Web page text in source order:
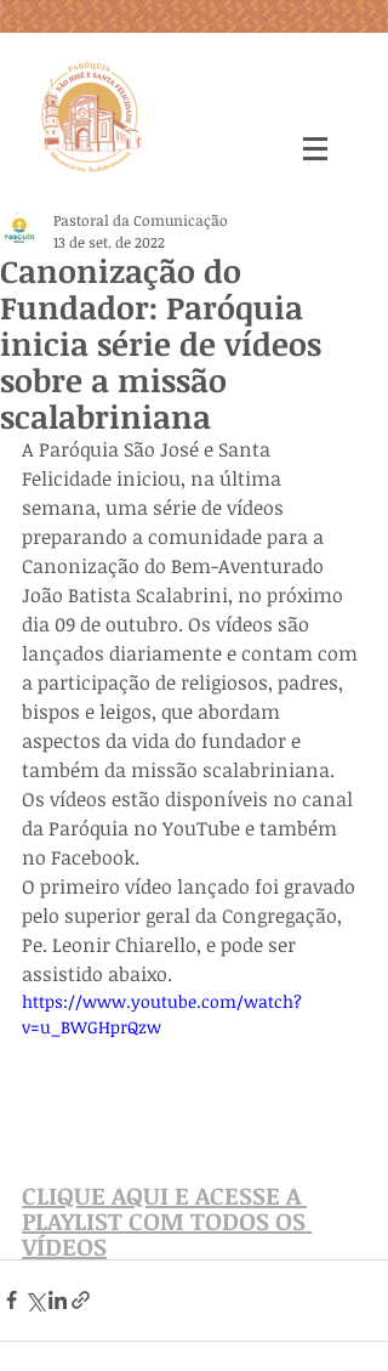
Canonização do
Fundador: Paróquia
inicia série de vídeos
sobre a missão
scalabriniana
Pastoral da Comunicação
13 de set. de 2022
A Paróquia São José e Santa
Felicidade iniciou, na última
semana, uma série de vídeos
preparando a comunidade para a
Canonização do Bem-Aventurado
João Batista Scalabrini, no próximo
dia 09 de outubro. Os vídeos são
lançados diariamente e contam com
a participação de religiosos, padres,
bispos e leigos, que abordam
aspectos da vida do fundador e
também da missão scalabriniana.
Os vídeos estão disponíveis no canal
da Paróquia no YouTube e também
no Facebook.
O primeiro vídeo lançado foi gravado
pelo superior geral da Congregação,
Pe. Leonir Chiarello, e pode ser
assistido abaixo.
https://www.youtube.com/watch?
v=u_BWGHprQzw
CLIQUE AQUI E ACESSE A
PLAYLIST COM TODOS OS
VÍDEOS